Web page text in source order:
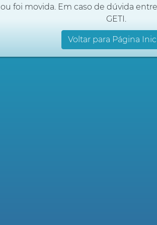
ou foi movida. Em caso de dúvida
GETI.
Voltar para Página